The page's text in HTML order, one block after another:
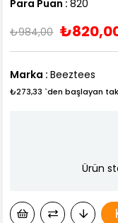
Para Puan : 820
₺984,00
Marka : Beeztees
₺273,33 `den başlayan
Ürün